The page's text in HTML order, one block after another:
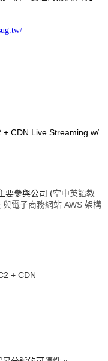
+ CDN Live Streaming w/
要參與公司 (空中英語教
與電子商務網站 AWS 架構
+ CDN